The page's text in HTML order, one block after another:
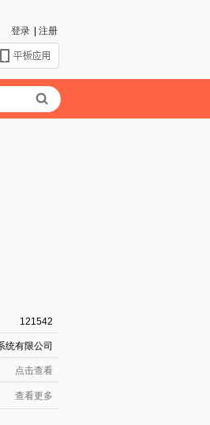
注册
登录
121542
统有限公司
点击查看
查看更多